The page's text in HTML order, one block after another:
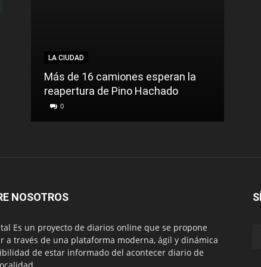
LA CIUDAD
Más de 16 camiones esperan la
reapertura de Pino Hachado
0
NOSOTROS
Es un proyecto de diarios online que se propone
a través de una plataforma moderna, ágil y dinámica
de estar informado del acontecer diario de